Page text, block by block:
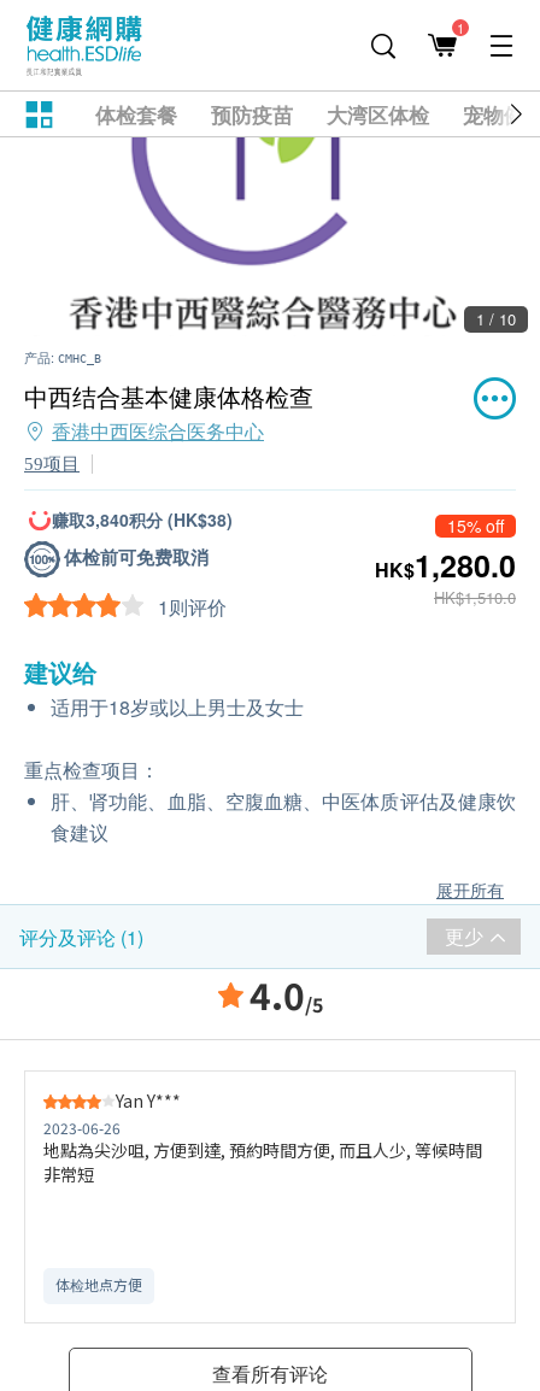
1
体检套餐 预防疫苗 大湾区体检 宠物健
1 / 10
产品: CMHC_B
中西结合基本健康体格检查
香港中西医综合医务中心
59项目
赚取3,840积分 (HK$38)
体检前可免费取消
1则评价
15% off
HK$1,280.0
HK$1,510.0
建议给
适用于18岁或以上男士及女士
重点检查项目：
肝、肾功能、血脂、空腹血糖、中医体质评估及健康饮
食建议
展开所有
评分及评论 (1) 更少
4.0/5
Yan Y***
2023-06-26
地點為尖沙咀, 方便到達, 預約時間方便, 而且人少, 等候時間
非常短
体检地点方便
查看所有评论